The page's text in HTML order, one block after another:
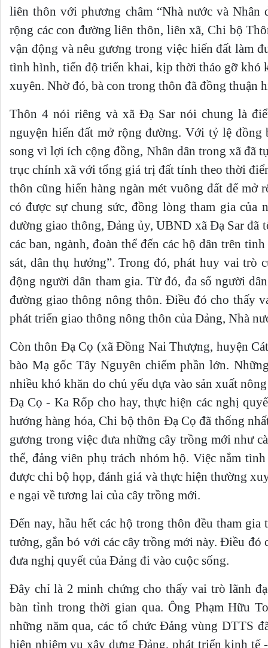
liên thôn với phương châm “Nhà nước và
rộng các con đường liên thôn, liên xã, Chi bộ
vận động và nêu gương trong việc hiến đất làm
tình hình, tiến độ triển khai, kịp thời tháo gỡ khó
xuyên. Nhờ đó, bà con trong thôn đã đồng thuận
Thôn 4 nói riêng và xã Đạ Sar nói chung là
nguyện hiến đất mở rộng đường. Với tỷ lệ đồng
song vì lợi ích cộng đồng, Nhân dân trong xã đã
trục chính xã với tổng giá trị đất tính theo thời
thôn cũng hiến hàng ngàn mét vuông đất để
có được sự chung sức, đồng lòng tham gia
đường giao thông, Đảng ủy, UBND xã Đạ Sar đã
các ban, ngành, đoàn thể đến các hộ dân trên
sát, dân thụ hưởng”. Trong đó, phát huy vai trò
động người dân tham gia. Từ đó, đa số người
đường giao thông nông thôn. Điều đó cho thấy
phát triển giao thông nông thôn của Đảng, Nhà
Còn thôn Đạ Cọ (xã Đồng Nai Thượng, huyện
bào Mạ gốc Tây Nguyên chiếm phần lớn.
nhiều khó khăn do chủ yếu dựa vào sản xuất
Đạ Cọ - Ka Rốp cho hay, thực hiện các nghị
hướng hàng hóa, Chi bộ thôn Đạ Cọ đã thống
gương trong việc đưa những cây trồng mới như
thể, đảng viên phụ trách nhóm hộ. Việc nắm
được chi bộ họp, đánh giá và thực hiện thường
e ngại về tương lai của cây trồng mới.
Đến nay, hầu hết các hộ trong thôn đều tham
tưởng, gắn bó với các cây trồng mới này. Điều
đưa nghị quyết của Đảng đi vào cuộc sống.
Đây chỉ là 2 minh chứng cho thấy vai trò lãnh
bàn tỉnh trong thời gian qua. Ông Phạm Hữu
những năm qua, các tổ chức Đảng vùng DTTS
hiện nhiệm vụ xây dựng Đảng, phát triển kinh tế